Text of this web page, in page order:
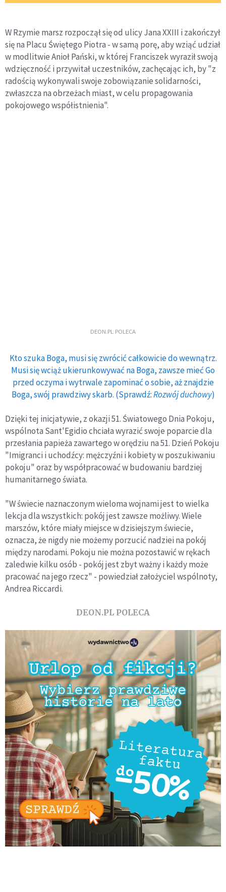
W Rzymie marsz rozpoczął się od ulicy Jana XXIII i zakończył
się na Placu Świętego Piotra - w samą porę, aby wziąć udział
w modlitwie Anioł Pański, w której Franciszek wyraził swoją
wdzięczność i przywitał uczestników, zachęcając ich, by "z
radością wykonywali swoje zobowiązanie solidarności,
zwłaszcza na obrzeżach miast, w celu propagowania
pokojowego współistnienia".
DEON.PL POLECA
Kto szuka Boga, musi się zwrócić całkowicie do wewnątrz.
Musi się wciąż ukierunkowywać na Boga, zawsze mieć Go
przed oczyma i wytrwale zapominać o sobie, aż znajdzie
Boga, swój prawdziwy skarb. (Sprawdź:Rozwój duchowy)
Dzięki tej inicjatywie, z okazji 51. Światowego Dnia Pokoju,
wspólnota Sant'Egidio chciała wyrazić swoje poparcie dla
przesłania papieża zawartego w orędziu na 51. Dzień Pokoju
"Imigranci i uchodźcy: mężczyźni i kobiety w poszukiwaniu
pokoju" oraz by współpracować w budowaniu bardziej
humanitarnego świata.
"W świecie naznaczonym wieloma wojnami jest to wielka
lekcja dla wszystkich: pokój jest zawsze możliwy. Wiele
marszów, które miały miejsce w dzisiejszym świecie,
oznacza, że nigdy nie możemy porzucić nadziei na pokój
między narodami. Pokoju nie można pozostawić w rękach
zaledwie kilku osób - pokój jest zbyt ważny i każdy może
pracować na jego rzecz" - powiedział założyciel wspólnoty,
Andrea Riccardi.
DEON.PL POLECA